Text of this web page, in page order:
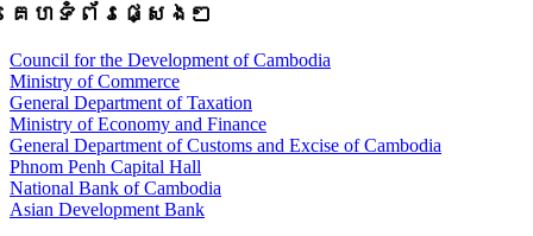
គេហទំព័រផ្សេងៗ
Council for the Development of Cambodia
Ministry of Commerce
General Department of Taxation
Ministry of Economy and Finance
General Department of Customs and Excise of Cambodia
Phnom Penh Capital Hall
National Bank of Cambodia
Asian Development Bank